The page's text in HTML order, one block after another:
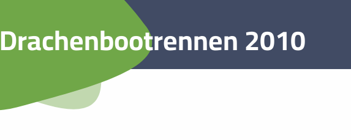
Drachenbootrennen 2010